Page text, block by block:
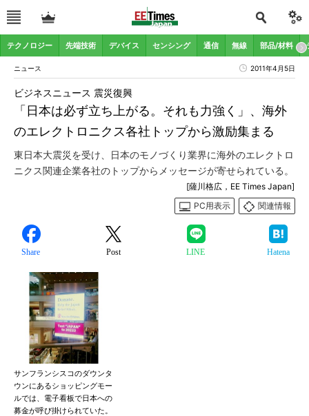
テクノロジー 先端技術 デバイス センシング 通信 無線 部品/材料
ニュース 2011年4月5日
「日本は必ず立ち上がる。それも力強く」、海外
のエレクトロニクス各社トップから激励集まる
ビジネスニュース 震災復興
東日本大震災を受け、日本のモノづくり業界に海外のエレクトロ
ニクス関連企業各社のトップからメッセージが寄せられている。
[薩川格広，EE Times Japan]
PC用表示
関連情報
Share Post LINE Hatena
サンフランシスコのダウンタ
ウンにあるショッピングモー
ルでは、電子看板で日本への
募金が呼び掛けられていた。